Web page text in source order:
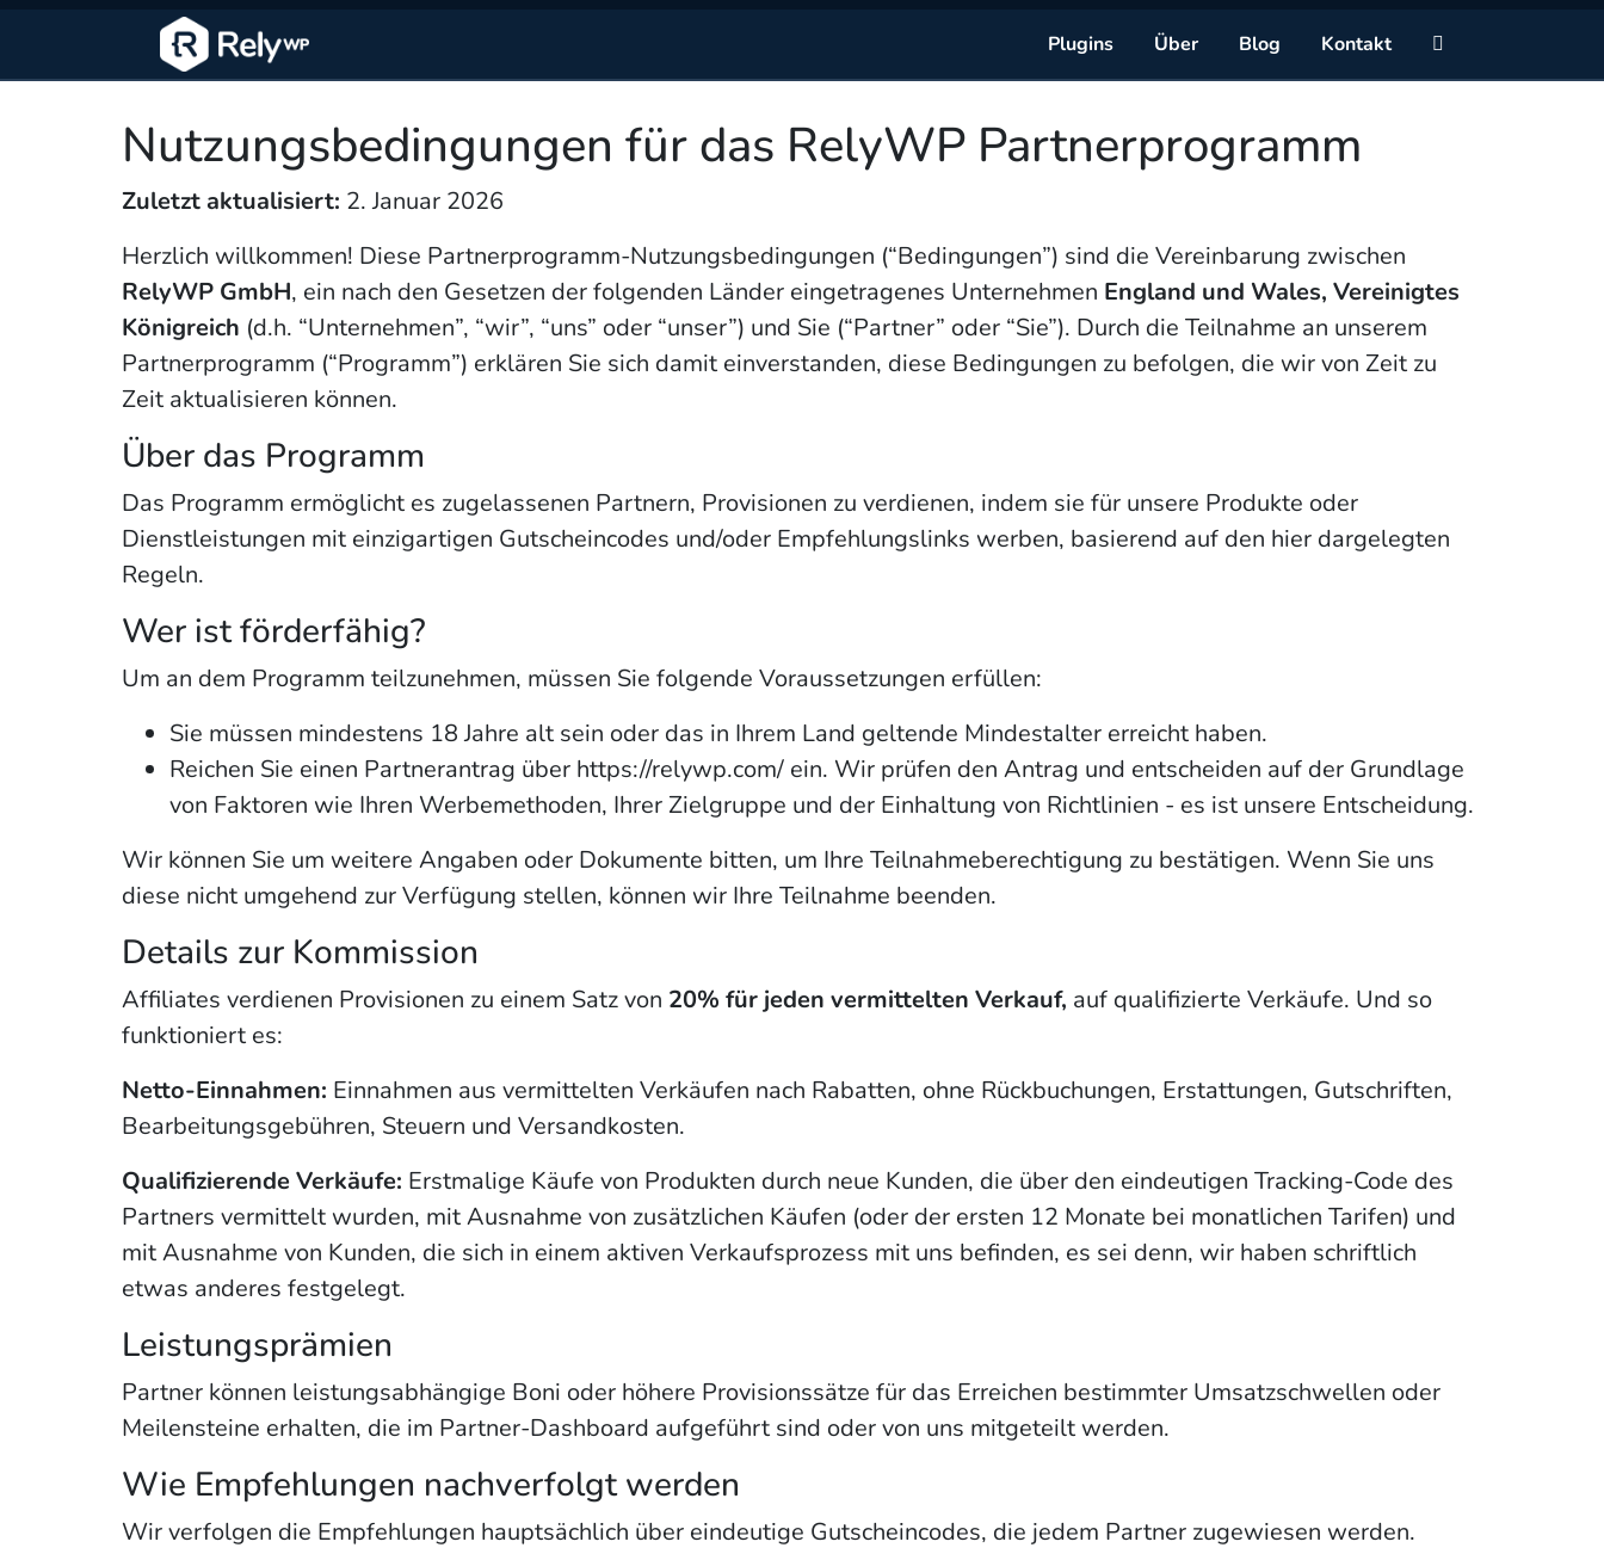
Plugins Über Blog Kontakt
Nutzungsbedingungen für das RelyWP Partnerprogramm
Zuletzt aktualisiert: 2. Januar 2026
Herzlich willkommen! Diese Partnerprogramm-Nutzungsbedingungen (“Bedingungen”) sind die Vereinbarung zwischen
RelyWP GmbH, ein nach den Gesetzen der folgenden Länder eingetragenes Unternehmen England und Wales, Vereinigtes
Königreich (d.h. “Unternehmen”, “wir”, “uns” oder “unser”) und Sie (“Partner” oder “Sie”). Durch die Teilnahme an unserem
Partnerprogramm (“Programm”) erklären Sie sich damit einverstanden, diese Bedingungen zu befolgen, die wir von Zeit zu
Zeit aktualisieren können.
Über das Programm
Das Programm ermöglicht es zugelassenen Partnern, Provisionen zu verdienen, indem sie für unsere Produkte oder
Dienstleistungen mit einzigartigen Gutscheincodes und/oder Empfehlungslinks werben, basierend auf den hier dargelegten
Regeln.
Wer ist förderfähig?
Um an dem Programm teilzunehmen, müssen Sie folgende Voraussetzungen erfüllen:
Sie müssen mindestens 18 Jahre alt sein oder das in Ihrem Land geltende Mindestalter erreicht haben.
Reichen Sie einen Partnerantrag über https://relywp.com/ ein. Wir prüfen den Antrag und entscheiden auf der Grundlage
von Faktoren wie Ihren Werbemethoden, Ihrer Zielgruppe und der Einhaltung von Richtlinien - es ist unsere Entscheidung.
Wir können Sie um weitere Angaben oder Dokumente bitten, um Ihre Teilnahmeberechtigung zu bestätigen. Wenn Sie uns
diese nicht umgehend zur Verfügung stellen, können wir Ihre Teilnahme beenden.
Details zur Kommission
Affiliates verdienen Provisionen zu einem Satz von 20% für jeden vermittelten Verkauf, auf qualifizierte Verkäufe. Und so
funktioniert es:
Netto-Einnahmen: Einnahmen aus vermittelten Verkäufen nach Rabatten, ohne Rückbuchungen, Erstattungen, Gutschriften,
Bearbeitungsgebühren, Steuern und Versandkosten.
Qualifizierende Verkäufe: Erstmalige Käufe von Produkten durch neue Kunden, die über den eindeutigen Tracking-Code des
Partners vermittelt wurden, mit Ausnahme von zusätzlichen Käufen (oder der ersten 12 Monate bei monatlichen Tarifen) und
mit Ausnahme von Kunden, die sich in einem aktiven Verkaufsprozess mit uns befinden, es sei denn, wir haben schriftlich
etwas anderes festgelegt.
Leistungsprämien
Partner können leistungsabhängige Boni oder höhere Provisionssätze für das Erreichen bestimmter Umsatzschwellen oder
Meilensteine erhalten, die im Partner-Dashboard aufgeführt sind oder von uns mitgeteilt werden.
Wie Empfehlungen nachverfolgt werden
Wir verfolgen die Empfehlungen hauptsächlich über eindeutige Gutscheincodes, die jedem Partner zugewiesen werden.